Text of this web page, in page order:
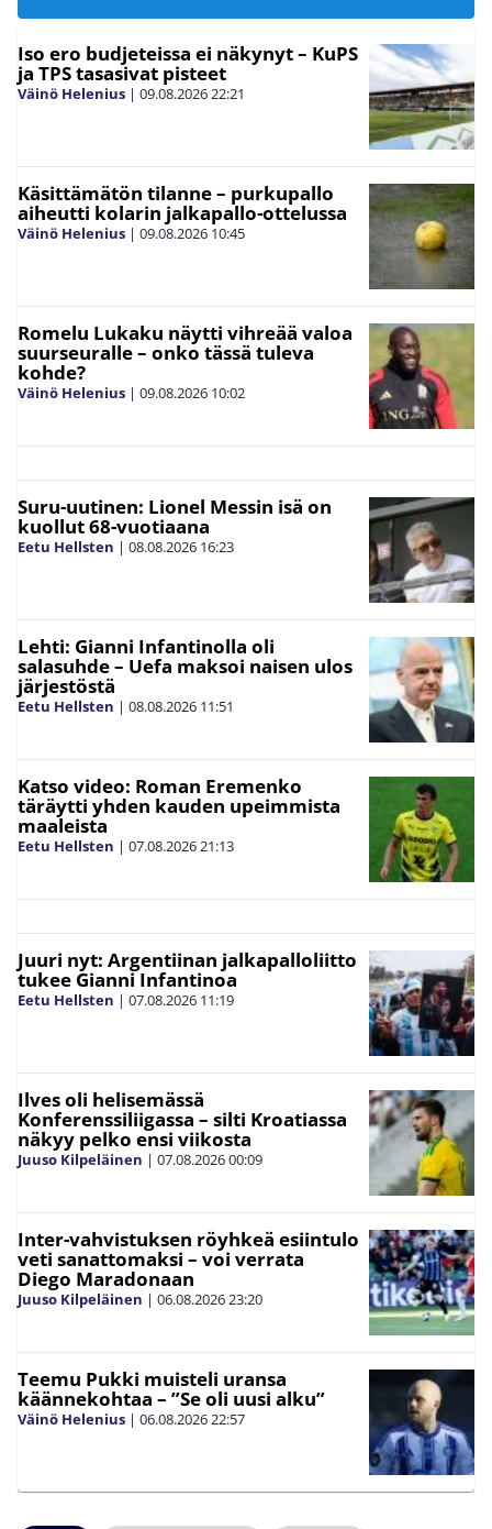
Iso ero budjeteissa ei näkynyt – KuPS
ja TPS tasasivat pisteet
Väinö Helenius | 09.08.202622:21
Käsittämätön tilanne – purkupallo
aiheutti kolarin jalkapallo-ottelussa
Väinö Helenius | 09.08.2026 10:45
Romelu Lukaku näytti vihreää valoa
suurseuralle – onko tässä tuleva
kohde?
Väinö Helenius | 09.08.2026 10:02
Suru-uutinen: Lionel Messin isä on
kuollut 68-vuotiaana
Eetu Hellsten | 08.08.2026 16:23
Lehti: Gianni Infantinolla oli
salasuhde – Uefa maksoi naisen ulos
järjestöstä
Eetu Hellsten | 08.08.2026 11:51
Katso video: Roman Eremenko
täräytti yhden kauden upeimmista
maaleista
Eetu Hellsten | 07.08.202621:13
Juuri nyt: Argentiinan jalkapalloliitto
tukee Gianni Infantinoa
Eetu Hellsten | 07.08.2026 11:19
Ilves oli helisemässä
Konferenssiliigassa – silti Kroatiassa
näkyy pelko ensi viikosta
Juuso Kilpeläinen | 07.08.202600:09
Inter-vahvistuksen röyhkeä esiintulo
veti sanattomaksi – voi verrata
Diego Maradonaan
Juuso Kilpeläinen | 06.08.202623:20
Teemu Pukki muisteli uransa
käännekohtaa – ”Se oli uusi alku”
Väinö Helenius | 06.08.202622:57